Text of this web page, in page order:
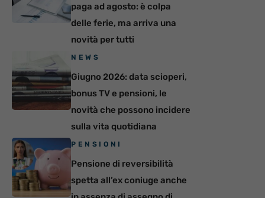
paga ad agosto: è colpa
delle ferie, ma arriva una
novità per tutti
NEWS
Giugno 2026: data scioperi,
bonus TV e pensioni, le
novità che possono incidere
sulla vita quotidiana
PENSIONI
Pensione di reversibilità
spetta all’ex coniuge anche